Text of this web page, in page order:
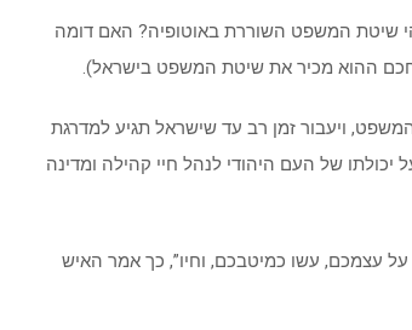
שיטת המשפט השוררת באוטופיה? האם דומה
ההוא מכיר את שיטת המשפט בישראל).
ויעבור זמן רב עד שישראל תגיע למדרגת
של העם היהודי לנהל חיי קהילה ומדינה
עצמכם, עשו כמיטבכם, וחיו”, כך אמר האיש